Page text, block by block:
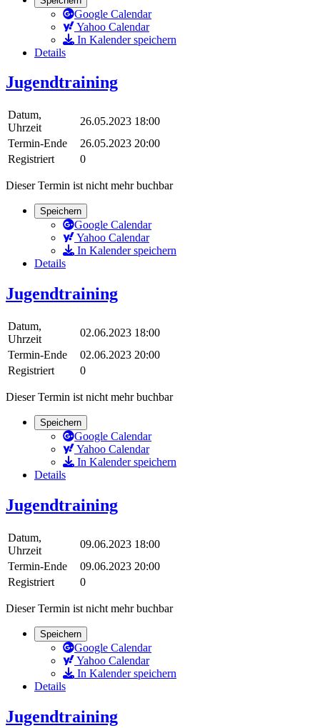
Google Calendar
Yahoo Calendar
In Kalender speichern
Details
Jugendtraining
Datum,
Uhrzeit
26.05.2023 18:00
Termin-Ende
26.05.2023 20:00
Registriert
0
Dieser Termin ist nicht mehr buchbar
Speichern
Google Calendar
Yahoo Calendar
In Kalender speichern
Details
Jugendtraining
Datum,
Uhrzeit
02.06.2023 18:00
Termin-Ende
02.06.2023 20:00
Registriert
0
Dieser Termin ist nicht mehr buchbar
Speichern
Google Calendar
Yahoo Calendar
In Kalender speichern
Details
Jugendtraining
Datum,
Uhrzeit
09.06.2023 18:00
Termin-Ende
09.06.2023 20:00
Registriert
0
Dieser Termin ist nicht mehr buchbar
Speichern
Google Calendar
Yahoo Calendar
In Kalender speichern
Details
Jugendtraining